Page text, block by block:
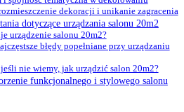
dekoracji i unikanie zagracenia
dotyczące urządzania salonu 20m2
urządzenie salonu 20m2?
błędy popełniane przy urządzaniu
nie wiemy, jak urządzić salon 20m2?
funkcjonalnego i stylowego salonu